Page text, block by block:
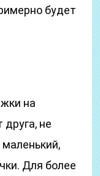
будет
на
друга, не
Для более